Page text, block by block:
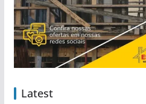
Latest